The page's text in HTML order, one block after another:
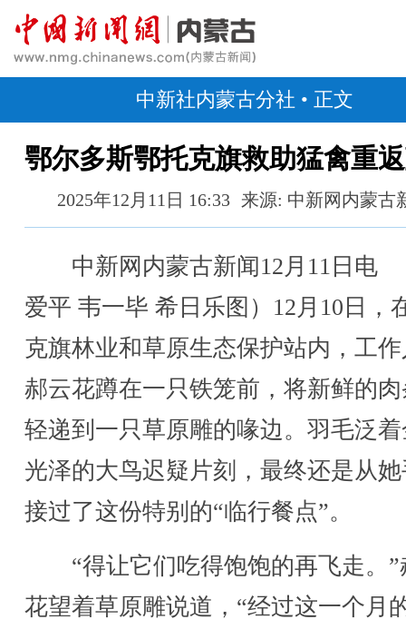
中新社内蒙古分社 • 正文
鄂尔多斯鄂托克旗救助猛禽重
2025年12月11日 16:33 来源: 中新网内蒙古
中新网内蒙古新闻12月11日电
爱平 韦一毕 希日乐图）12月10日，
克旗林业和草原生态保护站内，工
郝云花蹲在一只铁笼前，将新鲜的
轻递到一只草原雕的喙边。羽毛泛
光泽的大鸟迟疑片刻，最终还是从
接过了这份特别的“临行餐点”。
“得让它们吃得饱饱的再飞走。”
花望着草原雕说道，“经过这一个月